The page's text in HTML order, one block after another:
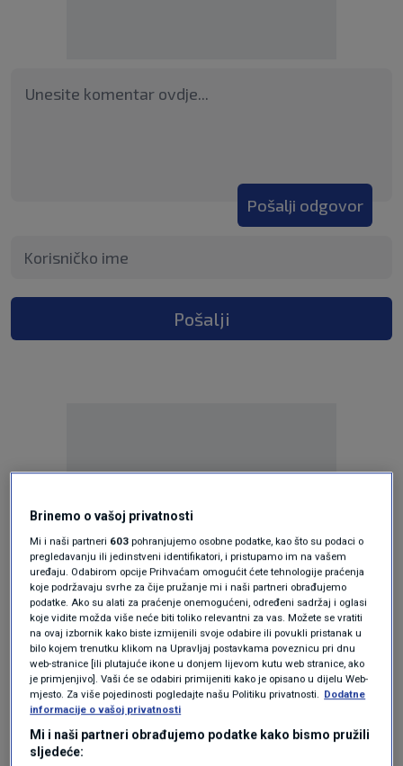
Pošalji odgovor
Pošalji
Oglas
Oglas
Brinemo o vašoj privatnosti
Mi i naši partneri 603 pohranjujemo osobne podatke, kao što su podaci o
pregledavanju ili jedinstveni identifikatori, i pristupamo im na vašem
uređaju. Odabirom opcije Prihvaćam omogućit ćete tehnologije praćenja
koje podržavaju svrhe za čije pružanje mi i naši partneri obrađujemo
podatke. Ako su alati za praćenje onemogućeni, određeni sadržaj i oglasi
koje vidite možda više neće biti toliko relevantni za vas. Možete se vratiti
na ovaj izbornik kako biste izmijenili svoje odabire ili povukli pristanak u
bilo kojem trenutku klikom na Upravljaj postavkama poveznicu pri dnu
web-stranice [ili plutajuće ikone u donjem lijevom kutu web stranice, ako
je primjenjivo]. Vaši će se odabiri primijeniti kako je opisano u dijelu Web-
mjesto. Za više pojedinosti pogledajte našu Politiku privatnosti. Dodatne
informacije o vašoj privatnosti
Mi i naši partneri obrađujemo podatke kako bismo pružili
sljedeće: